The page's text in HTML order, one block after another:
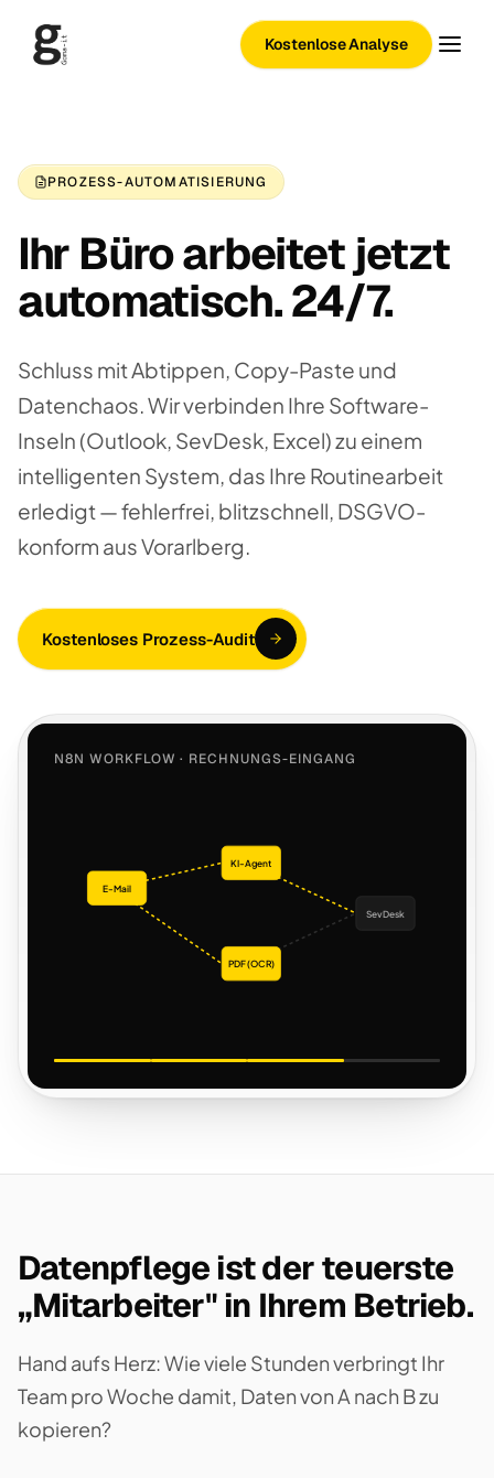
Kostenlose Analyse
PROZESS-AUTOMATISIERUNG
Ihr Büro arbeitet jetzt
automatisch. 24/7.
Schluss mit Abtippen, Copy-Paste und
Datenchaos. Wir verbinden Ihre Software-
Inseln (Outlook, SevDesk, Excel) zu einem
intelligenten System, das Ihre Routinearbeit
erledigt — fehlerfrei, blitzschnell, DSGVO-
konform aus Vorarlberg.
Kostenloses Prozess-Audit
N8N WORKFLOW · RECHNUNGS-EINGANG
E-Mail
KI-Agent
PDF (OCR)
SevDesk
Datenpflege ist der teuerste
„Mitarbeiter" in Ihrem Betrieb.
Hand aufs Herz: Wie viele Stunden verbringt Ihr
Team pro Woche damit, Daten von A nach B zu
kopieren?